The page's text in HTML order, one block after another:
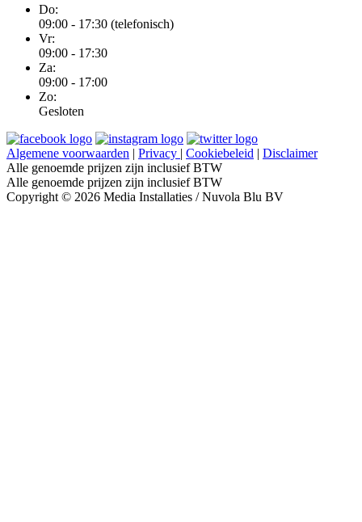
Do:
09:00 - 17:30 (telefonisch)
Vr:
09:00 - 17:30
Za:
09:00 - 17:00
Zo:
Gesloten
Algemene voorwaarden | Privacy | Cookiebeleid | Disclaimer
Alle genoemde prijzen zijn inclusief BTW
Alle genoemde prijzen zijn inclusief BTW
Copyright © 2026 Media Installaties / Nuvola Blu BV